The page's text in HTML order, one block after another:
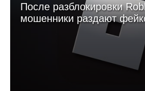
После разблокировки
мошенники раздают